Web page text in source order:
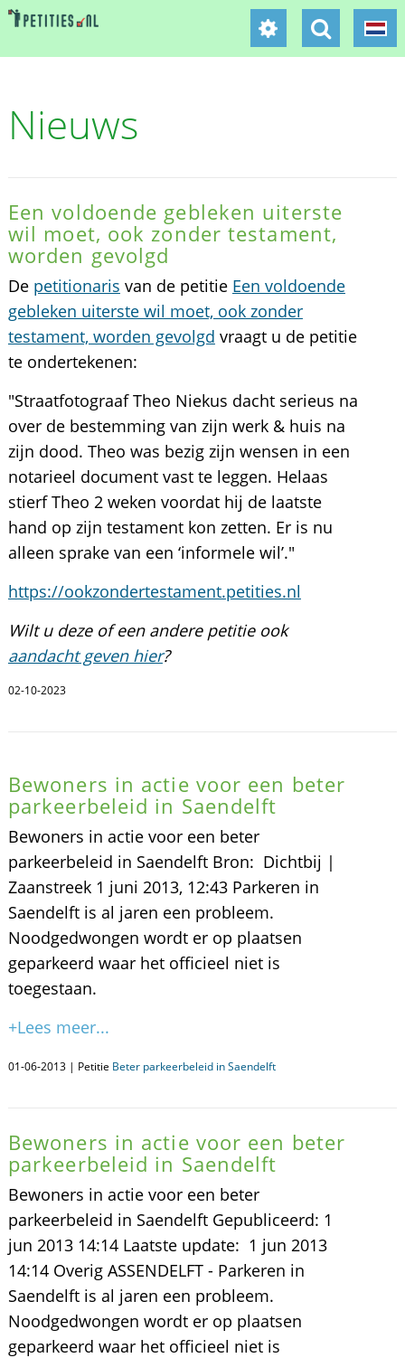
Nieuws
Een voldoende gebleken uiterste
wil moet, ook zonder testament,
worden gevolgd
De petitionaris van de petitie Een voldoende
gebleken uiterste wil moet, ook zonder
testament, worden gevolgd vraagt u de petitie
te ondertekenen:
"Straatfotograaf Theo Niekus dacht serieus na
over de bestemming van zijn werk & huis na
zijn dood. Theo was bezig zijn wensen in een
notarieel document vast te leggen. Helaas
stierf Theo 2 weken voordat hij de laatste
hand op zijn testament kon zetten. Er is nu
alleen sprake van een ‘informele wil’."
https://ookzondertestament.petities.nl
Wilt u deze of een andere petitie ook
aandacht geven hier?
02-10-2023
Bewoners in actie voor een beter
parkeerbeleid in Saendelft
Bewoners in actie voor een beter
parkeerbeleid in Saendelft Bron: Dichtbij |
Zaanstreek 1 juni 2013, 12:43 Parkeren in
Saendelft is al jaren een probleem.
Noodgedwongen wordt er op plaatsen
geparkeerd waar het officieel niet is
toegestaan.
+Lees meer...
01-06-2013 | Petitie Beter parkeerbeleid in Saendelft
Bewoners in actie voor een beter
parkeerbeleid in Saendelft
Bewoners in actie voor een beter
parkeerbeleid in Saendelft Gepubliceerd: 1
jun 2013 14:14 Laatste update: 1 jun 2013
14:14 Overig ASSENDELFT - Parkeren in
Saendelft is al jaren een probleem.
Noodgedwongen wordt er op plaatsen
geparkeerd waar het officieel niet is